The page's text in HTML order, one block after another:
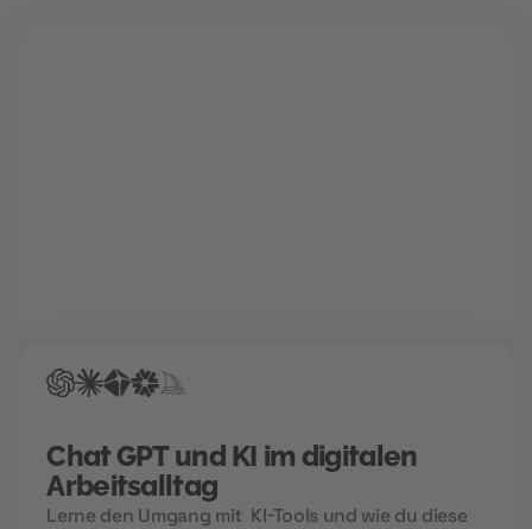
Chat GPT und KI im digitalen
Arbeitsalltag
Lerne den Umgang mit KI-Tools und wie du diese